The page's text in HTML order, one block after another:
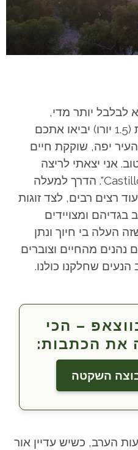
לבלבל יותר מדי,
ואוטובוס זול (3 יורו) או רכבת (1.5 יורו) יביאו אתכם
העיר בפחות מ20ד'. העיר יפה, שוקקת חיים
אני יצאתי לריצה
לפסגת טירת "Castillo Gibralfaro". הדרך למעלה
רצים רבים, לצד זוגות
בגדיהם ומצויידים
העלה בי חיוך ונתן
מהחיים וצוברים
שחלקנו כולנו.
– הכי
את הכתבות:
השקטה
הערב, כשיש עדיין אור